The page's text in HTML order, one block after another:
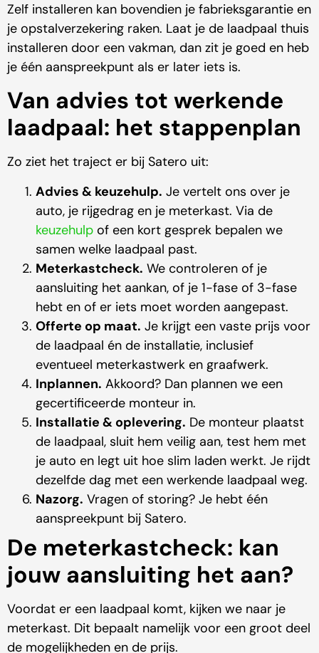
Zelf installeren kan bovendien je fabrieksgarantie en
je opstalverzekering raken. Laat je de laadpaal thuis
installeren door een vakman, dan zit je goed en heb
je één aanspreekpunt als er later iets is.
Van advies tot werkende
laadpaal: het stappenplan
Zo ziet het traject er bij Satero uit:
Advies & keuzehulp. Je vertelt ons over je
auto, je rijgedrag en je meterkast. Via de
keuzehulp of een kort gesprek bepalen we
samen welke laadpaal past.
Meterkastcheck. We controleren of je
aansluiting het aankan, of je 1-fase of 3-fase
hebt en of er iets moet worden aangepast.
Offerte op maat. Je krijgt een vaste prijs voor
de laadpaal én de installatie, inclusief
eventueel meterkastwerk en graafwerk.
Inplannen. Akkoord? Dan plannen we een
gecertificeerde monteur in.
Installatie & oplevering. De monteur plaatst
de laadpaal, sluit hem veilig aan, test hem met
je auto en legt uit hoe slim laden werkt. Je rijdt
dezelfde dag met een werkende laadpaal weg.
Nazorg. Vragen of storing? Je hebt één
aanspreekpunt bij Satero.
De meterkastcheck: kan
jouw aansluiting het aan?
Voordat er een laadpaal komt, kijken we naar je
meterkast. Dit bepaalt namelijk voor een groot deel
de mogelijkheden en de prijs.